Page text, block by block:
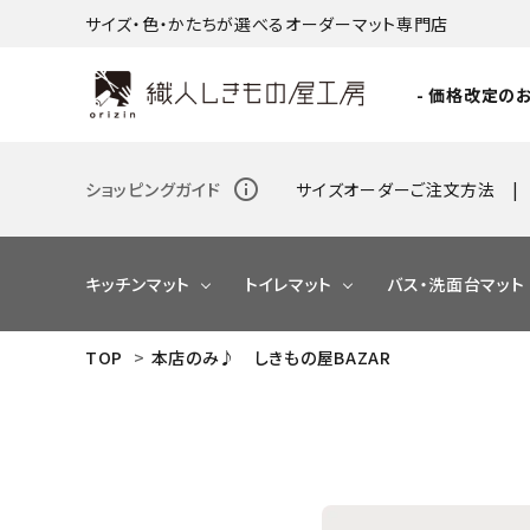
サイズ・色・かたちが選べるオーダーマット専門店
- 価格改定の
ショッピングガイド info_outline サイズオーダーご注文方法
キッチンマット トイレマット バス・洗面台マット
TOP > 本店のみ♪ しきもの屋BAZAR